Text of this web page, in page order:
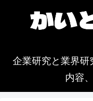
企業研究と業界
内容